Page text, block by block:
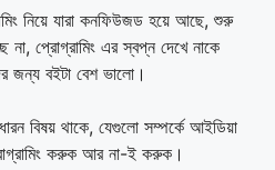
নিয়ে যারা কনফিউজড হয়ে আছে, শুরু
প্রোগ্রামিং এর স্বপ্ন দেখে নাকে
জন্য বইটা বেশ ভালো।
বিষয় থাকে, যেগুলো সম্পর্কে আইডিয়া
করুক আর না-ই করুক।